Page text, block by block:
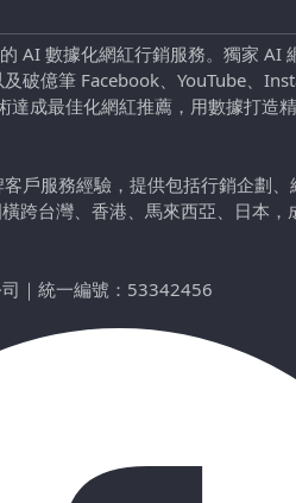
AI 數據化網紅行銷服務。獨家 AI
破億筆 Facebook、YouTube、
達成最佳化網紅推薦，用數據打造
戶服務經驗，提供包括行銷企劃
跨台灣、香港、馬來西亞、日本，
｜ 統一編號：53342456